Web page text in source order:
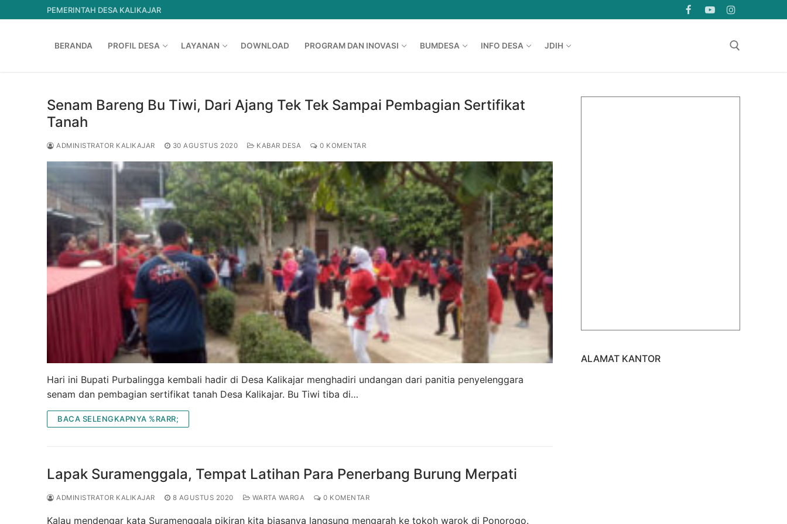
ke
PEMERINTAH DESA KALIKAJAR
BERANDA PROFIL DESA LAYANAN DOWNLOAD PROGRAM DAN INOVASI BUMDESA INFO DESA JDIH
Cari:
Senam Bareng Bu Tiwi, Dari Ajang Tek Tek Sampai Pembagian Sertifikat
Tanah
ADMINISTRATOR KALIKAJAR 30 AGUSTUS 2020 KABAR DESA 0 KOMENTAR
Hari ini Bupati Purbalingga kembali hadir di Desa Kalikajar menghadiri undangan dari panitia penyelenggara
senam dan pembagian sertifikat tanah Desa Kalikajar. Bu Tiwi tiba di…
BACA SELENGKAPNYA %RARR;
Lapak Suramenggala, Tempat Latihan Para Penerbang Burung Merpati
ADMINISTRATOR KALIKAJAR 8 AGUSTUS 2020 WARTA WARGA 0 KOMENTAR
Kalau mendengar kata Suramenggala pikiran kita biasanya langsung mengarah ke tokoh warok di Ponorogo.
ALAMAT KANTOR